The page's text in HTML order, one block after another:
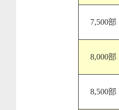
7,500部
8,000部
8,500部